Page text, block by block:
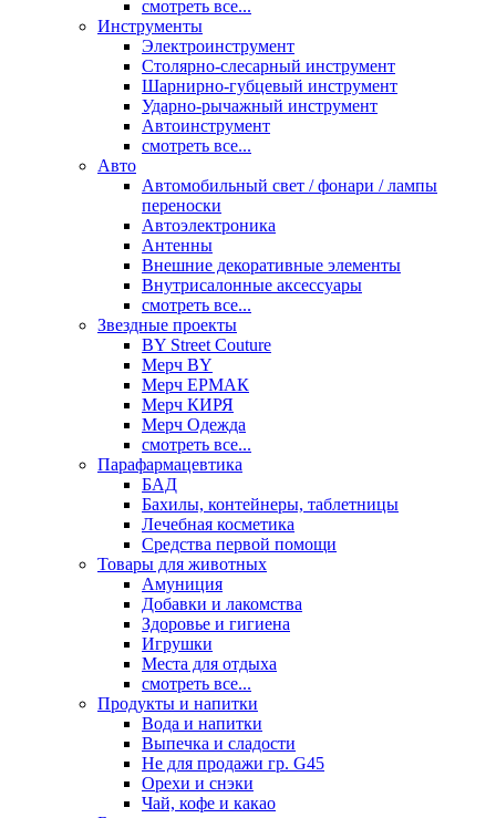
смотреть все...
Инструменты
Электроинструмент
Столярно-слесарный инструмент
Шарнирно-губцевый инструмент
Ударно-рычажный инструмент
Автоинструмент
смотреть все...
Авто
Автомобильный свет / фонари / лампы
переноски
Автоэлектроника
Антенны
Внешние декоративные элементы
Внутрисалонные аксессуары
смотреть все...
Звездные проекты
BY Street Couture
Мерч BY
Мерч ЕРМАК
Мерч КИРЯ
Мерч Одежда
смотреть все...
Парафармацевтика
БАД
Бахилы, контейнеры, таблетницы
Лечебная косметика
Средства первой помощи
Товары для животных
Амуниция
Добавки и лакомства
Здоровье и гигиена
Игрушки
Места для отдыха
смотреть все...
Продукты и напитки
Вода и напитки
Выпечка и сладости
Не для продажи гр. G45
Орехи и снэки
Чай, кофе и какао